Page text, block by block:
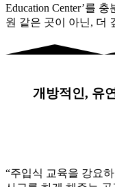
Education Center’를
원 같은 곳이 아닌, 더
개방적인, 유
“주입식 교육을 강요